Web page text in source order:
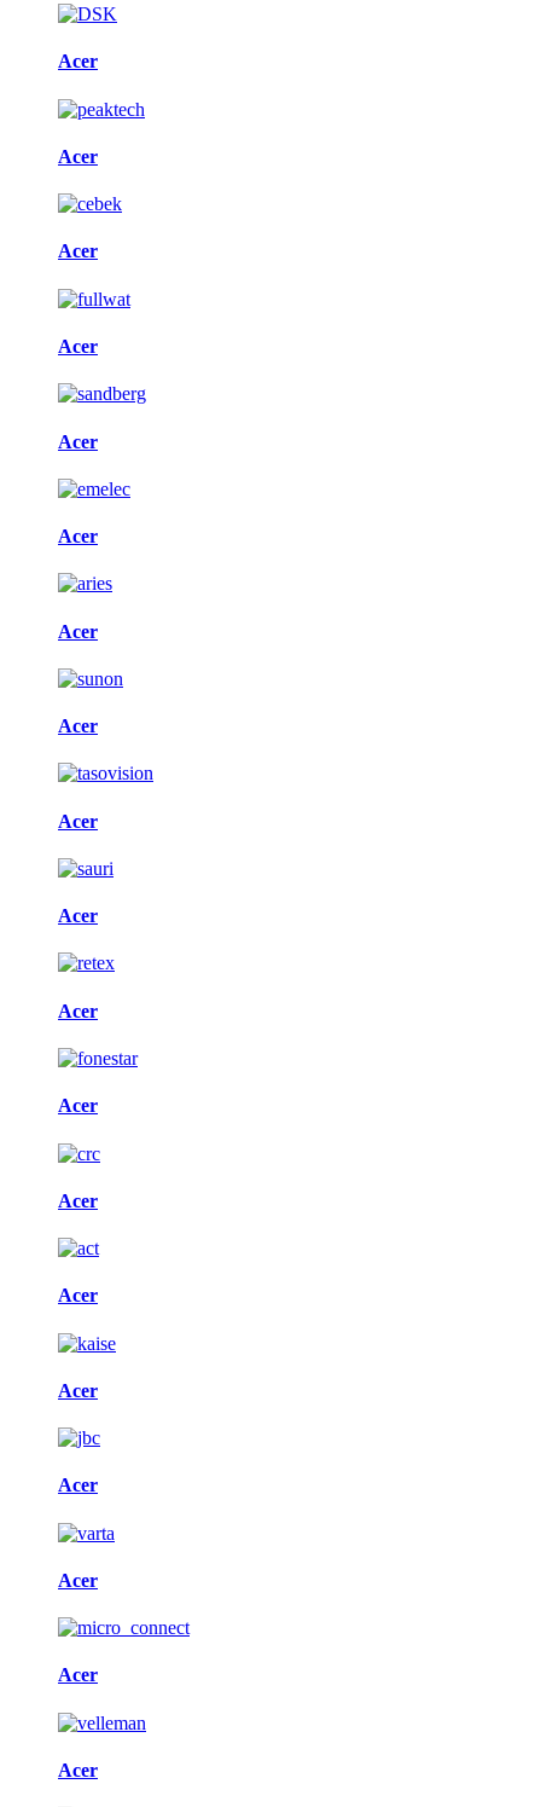
Acer
Acer
Acer
Acer
Acer
Acer
Acer
Acer
Acer
Acer
Acer
Acer
Acer
Acer
Acer
Acer
Acer
Acer
Acer